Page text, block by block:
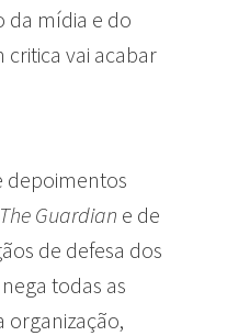
da mídia e do
vai acabar
depoimentos
The Guardian e de
de defesa dos
todas as
organização,